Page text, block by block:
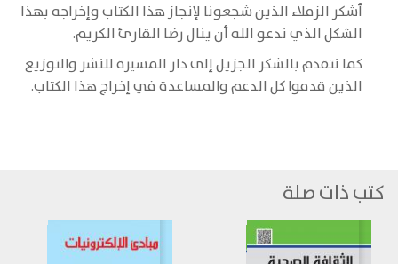
أشكر الزملاء الذين شجعونا لإنجاز هذا الكتاب وإخراجه بهذا
الشكل الذي ندعو الله أن ينال رضا القارئ الكريم.
كما نتقدم بالشكر الجزيل إلى دار المسيرة للنشر والتوزيع
الذين قدموا كل الدعم والمساعدة في إخراج هذا الكتاب.
كتب ذات صلة